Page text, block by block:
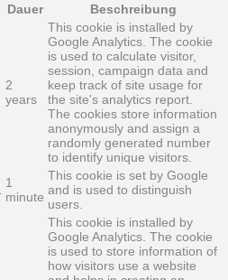
Dauer Beschreibung
2
years
This cookie is installed by
Google Analytics. The cookie
is used to calculate visitor,
session, campaign data and
keep track of site usage for
the site's analytics report.
The cookies store information
anonymously and assign a
randomly generated number
to identify unique visitors.
1
minute
This cookie is set by Google
and is used to distinguish
users.
This cookie is installed by
Google Analytics. The cookie
is used to store information of
how visitors use a website